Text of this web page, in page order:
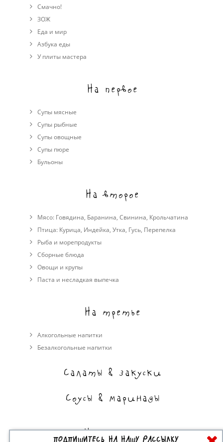
Смачно!
ЗОЖ
Еда и мир
Азбука еды
У плиты мастера
На первое
Супы мясные
Супы рыбные
Супы овощные
Cупы пюре
Бульоны
На второе
Мясо: Говядина, Баранина, Свинина, Крольчатина
Птица: Курица, Индейка, Утка, Гусь, Перепелка
Рыба и морепродукты
Сборные блюда
Овощи и крупы
Паста и несладкая выпечка
На третье
Алкогольные напитки
Безалкогольные напитки
Салаты & закуски
Соусы & маринады
На сладкое
ПОДПИШИТЕСЬ НА НАШУ РАССЫЛКУ